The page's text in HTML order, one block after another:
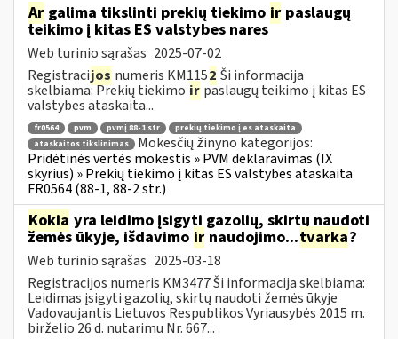
Ar galima tikslinti prekių tiekimo ir paslaugų
teikimo į kitas ES valstybes nares
Web turinio sąrašas 2025-07-02
Registracijos numeris KM1152 Ši informacija
skelbiama: Prekių tiekimo ir paslaugų teikimo į kitas ES
valstybes ataskaita...
fr0564 pvm pvmį 88-1 str
prekių tiekimo į es ataskaita
ataskaitos tikslinimas
Mokesčių žinyno kategorijos:
Pridėtinės vertės mokestis » PVM deklaravimas (IX
skyrius) » Prekių tiekimo į kitas ES valstybes ataskaita
FR0564 (88-1, 88-2 str.)
Kokia yra leidimo įsigyti gazolių, skirtų naudoti
žemės ūkyje, išdavimo ir naudojimo...tvarka?
Web turinio sąrašas 2025-03-18
Registracijos numeris KM3477 Ši informacija skelbiama:
Leidimas įsigyti gazolių, skirtų naudoti žemės ūkyje
Vadovaujantis Lietuvos Respublikos Vyriausybės 2015 m.
birželio 26 d. nutarimu Nr. 667...